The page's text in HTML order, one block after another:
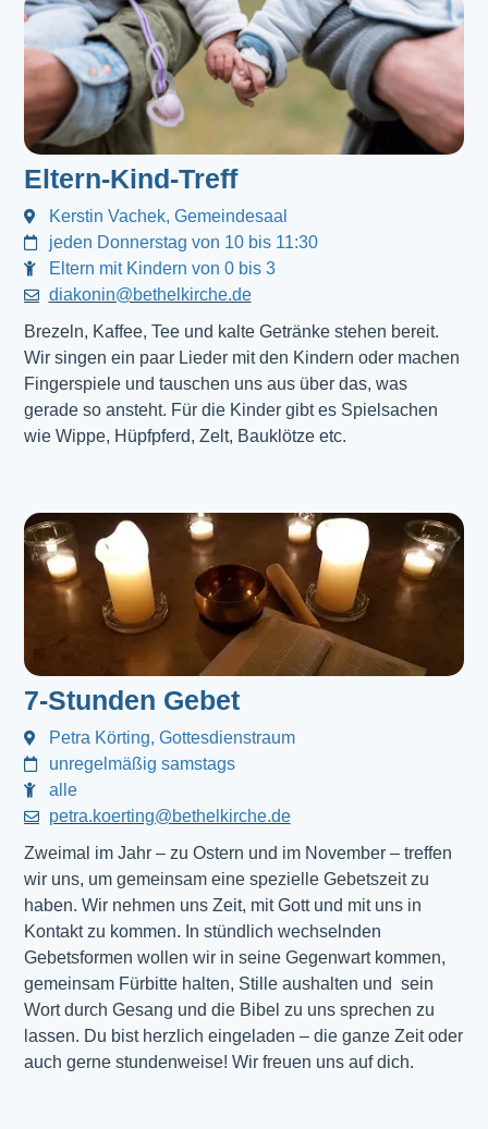
Eltern-Kind-Treff
Kerstin Vachek, Gemeindesaal
jeden Donnerstag von 10 bis 11:30
Eltern mit Kindern von 0 bis 3
diakonin@bethelkirche.de
Brezeln, Kaffee, Tee und kalte Getränke stehen bereit.
Wir singen ein paar Lieder mit den Kindern oder machen
Fingerspiele und tauschen uns aus über das, was
gerade so ansteht. Für die Kinder gibt es Spielsachen
wie Wippe, Hüpfpferd, Zelt, Bauklötze etc.
7-Stunden Gebet
Petra Körting, Gottesdienstraum
unregelmäßig samstags
alle
petra.koerting@bethelkirche.de
Zweimal im Jahr – zu Ostern und im November – treffen
wir uns, um gemeinsam eine spezielle Gebetszeit zu
haben. Wir nehmen uns Zeit, mit Gott und mit uns in
Kontakt zu kommen. In stündlich wechselnden
Gebetsformen wollen wir in seine Gegenwart kommen,
gemeinsam Fürbitte halten, Stille aushalten und sein
Wort durch Gesang und die Bibel zu uns sprechen zu
lassen. Du bist herzlich eingeladen – die ganze Zeit oder
auch gerne stundenweise! Wir freuen uns auf dich.